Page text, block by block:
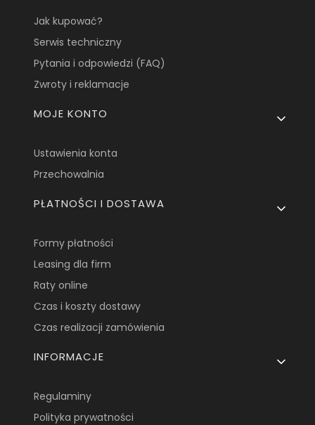
Jak kupować?
Serwis techniczny
Pytania i odpowiedzi (FAQ)
Zwroty i reklamacje
MOJE KONTO
Ustawienia konta
Przechowalnia
PŁATNOŚCI I DOSTAWA
Formy płatności
Leasing dla firm
Raty online
Czas i koszty dostawy
Czas realizacji zamówienia
INFORMACJE
Regulaminy
Polityka prywatności